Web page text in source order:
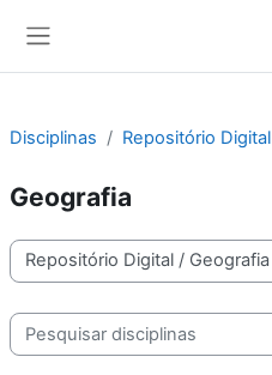
Disciplinas Repositório Digital
Geografia
Categorias de disciplinas
Pesquisar disciplinas